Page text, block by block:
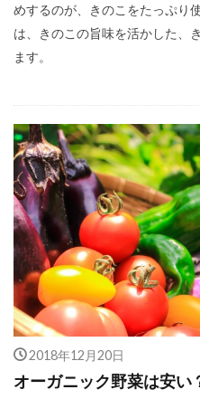
めするのが、きのこをたっぷり
は、きのこの旨味を活かした、
ます。
2018年12月20日
オーガニック野菜は安い